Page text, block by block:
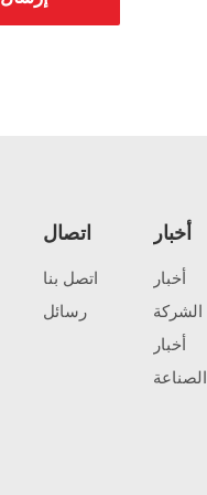
أخبار
أخبار
الشركة
أخبار
الصناعة
اتصال
اتصل بنا
رسائل